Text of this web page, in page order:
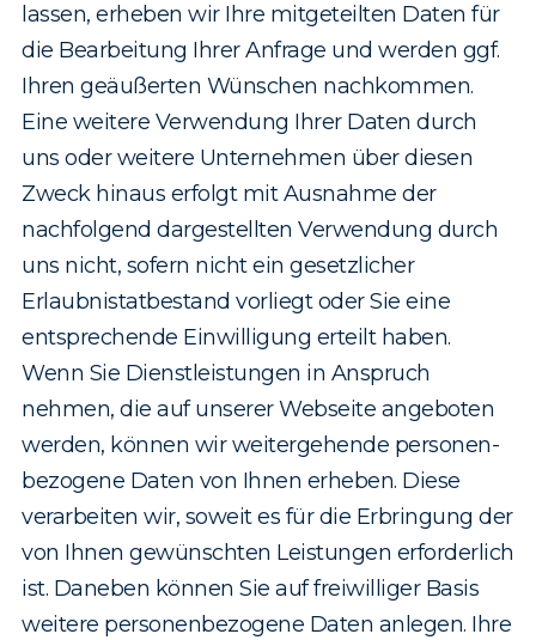
lassen, erheben wir Ihre mitgeteilten Daten für
die Bearbeitung Ihrer Anfrage und werden ggf.
Ihren geäußerten Wünschen nachkommen.
Eine weitere Verwendung Ihrer Daten durch
uns oder weitere Unternehmen über diesen
Zweck hinaus erfolgt mit Ausnahme der
nachfolgend dargestellten Verwendung durch
uns nicht, sofern nicht ein gesetzlicher
Erlaubnis­tat­bestand vorliegt oder Sie eine
entsprechende Einwilligung erteilt haben.
Wenn Sie Dienstleistungen in Anspruch
nehmen, die auf unserer Webseite angeboten
werden, können wir weitergehende personen­
bezogene Daten von Ihnen erheben. Diese
verarbeiten wir, soweit es für die Erbringung der
von Ihnen gewünschten Leistungen erforderlich
ist. Daneben können Sie auf freiwilliger Basis
weitere personenbezogene Daten anlegen. Ihre